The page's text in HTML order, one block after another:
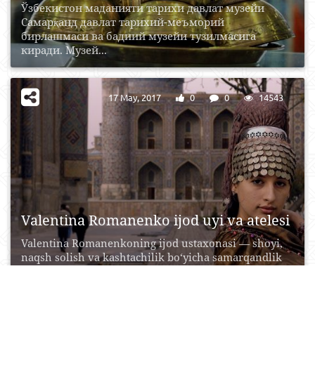
Ўзбекистон маданияти тарихи давлат музейи
Самарқанд давлат тарихий-меъморий
бирлашмаси ва бадиий музейи тузилмасига
киради. Музей...
Valentina Romanenko ijod uyi va atelesi
Valentina Romanenkoning ijod ustaxonasi — shoyi,
naqsh solish va kashtachilik bo‘yicha samarqandlik
17 May, 2017 0 0 14543